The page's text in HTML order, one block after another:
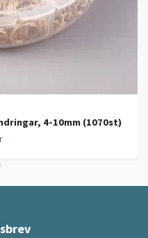
4-10mm (1070st)